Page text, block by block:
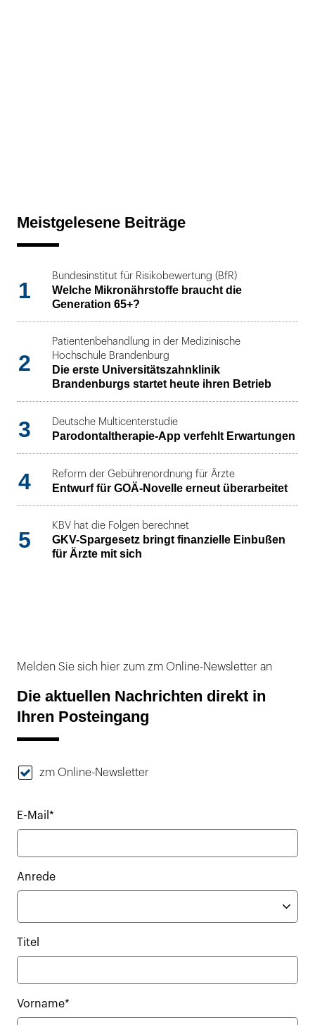
Meistgelesene Beiträge
1
Bundesinstitut für Risikobewertung (BfR)
Welche Mikronährstoffe braucht die
Generation 65+?
2
Patientenbehandlung in der Medizinische
Hochschule Brandenburg
Die erste Universitätszahnklinik
Brandenburgs startet heute ihren Betrieb
3 Deutsche Multicenterstudie
Parodontaltherapie-App verfehlt Erwartungen
4 Reform der Gebührenordnung für Ärzte
Entwurf für GOÄ-Novelle erneut überarbeitet
5
KBV hat die Folgen berechnet
GKV-Spargesetz bringt finanzielle Einbußen
für Ärzte mit sich
Melden Sie sich hier zum zm Online-Newsletter an
Die aktuellen Nachrichten direkt in
Ihren Posteingang
zm Online-Newsletter
E-Mail*
Anrede
Titel
Vorname*